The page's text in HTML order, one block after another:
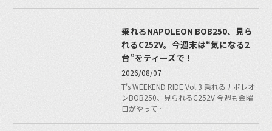
乗れるNAPOLEON BOB250、見ら
れるC252V。今週末は“気になる2
台”をティーズで！
2026/08/07
T's WEEKEND RIDE Vol.3 乗れるナポレオ
ンBOB250、見られるC252V 今週も金曜
日がやって…